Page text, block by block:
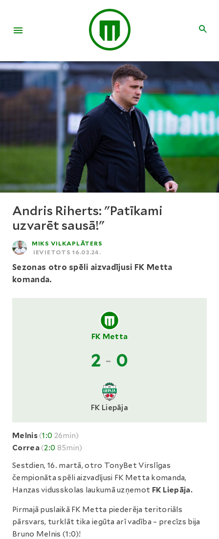
Andris Riherts: "Patīkami
uzvarēt sausā!"
MIKS VILKAPLĀTERS
IEVIETOTS 16.03.24.
Sezonas otro spēli aizvadījusi FK Metta
komanda.
FK Metta
2 - 0
FK Liepāja
Melnis(1:0 26min)
Correa(2:0 85min)
Sestdien, 16. martā, otro TonyBet Virslīgas
čempionāta spēli aizvadījusi FK Metta komanda,
Hanzas vidusskolas laukumā uzņemot FK Liepāja.
Pirmajā puslaikā FK Metta piederēja teritoriāls
pārsvars, turklāt tika iegūta arī vadība – precīzs bija
Bruno Melnis (1:0)!